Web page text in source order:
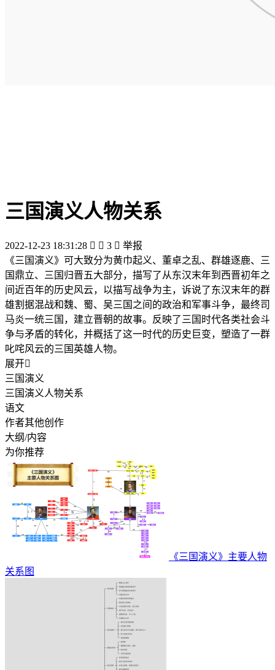
三国演义人物关系
2022-12-23 18:31:28   3  举报
《三国演义》可大致分为黄巾起义、董卓之乱、群雄逐鹿、三
国鼎立、三国归晋五大部分，描写了从东汉末年到西晋初年之
间近百年的历史风云，以描写战争为主，诉说了东汉末年的群
雄割据混战和魏、蜀、吴三国之间的政治和军事斗争，最终司
马炎一统三国，建立晋朝的故事。反映了三国时代各类社会斗
争与矛盾的转化，并概括了这一时代的历史巨变，塑造了一群
叱咤风云的三国英雄人物。
展开
三国演义
三国演义人物关系
语文
作者其他创作
大纲/内容
为你推荐
《三国演义》主要人物
关系图